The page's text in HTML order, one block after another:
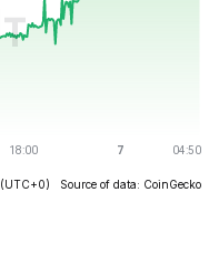
(UTC+0) Source of data: CoinGecko